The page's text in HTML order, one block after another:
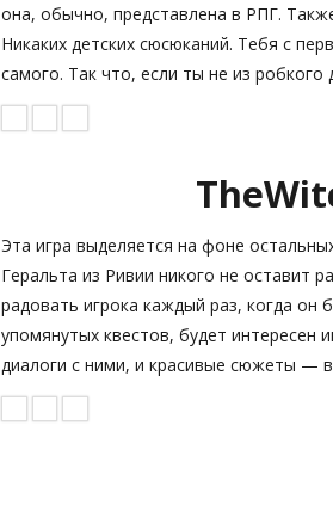
она, обычно, представлена в РПГ.
Никаких детских сюсюканий. Тебя с
самого. Так что, если ты не из
Эта игра выделяется на фоне
Геральта из Ривии никого не оставит
радовать игрока каждый раз, когда он
упомянутых квестов, будет интересен
диалоги с ними, и красивые сюжеты —